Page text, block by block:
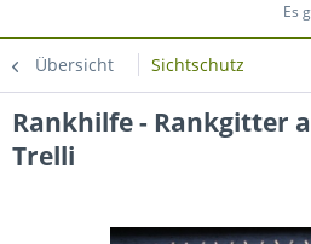
Es
Übersicht Sichtschutz
Rankhilfe - Rankgitter
Trelli